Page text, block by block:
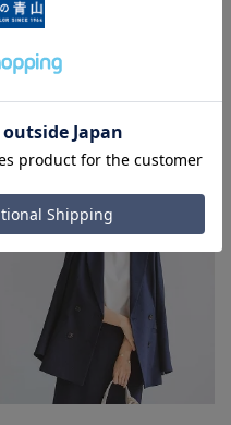
を共有しております関係
ご注文のタイミングによっ
ない場合がございます。)